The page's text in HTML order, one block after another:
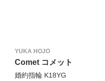
YUKA HOJO
Comet コメット
婚約指輪 K18YG